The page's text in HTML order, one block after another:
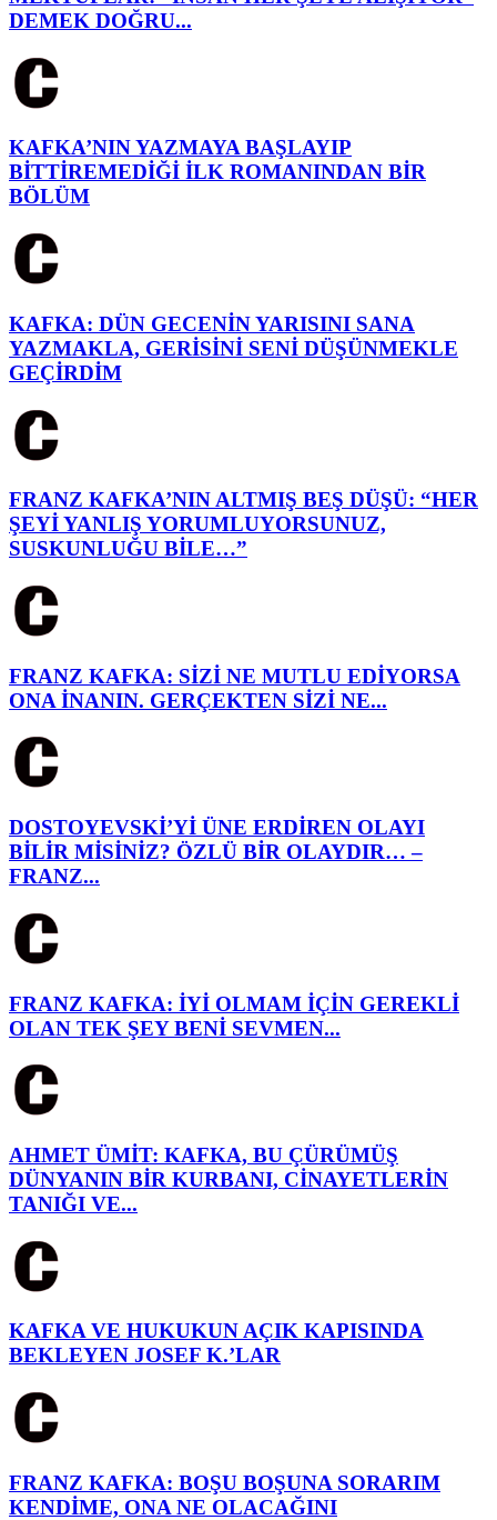
DEMEK DOĞRU...
KAFKA’NIN YAZMAYA BAŞLAYIP
BİTTİREMEDİĞİ İLK ROMANINDAN BİR
BÖLÜM
KAFKA: DÜN GECENİN YARISINI SANA
YAZMAKLA, GERİSİNİ SENİ DÜŞÜNMEKLE
GEÇİRDİM
FRANZ KAFKA’NIN ALTMIŞ BEŞ DÜŞÜ: “HER
ŞEYİ YANLIŞ YORUMLUYORSUNUZ,
SUSKUNLUĞU BİLE…”
FRANZ KAFKA: SİZİ NE MUTLU EDİYORSA
ONA İNANIN. GERÇEKTEN SİZİ NE...
DOSTOYEVSKİ’Yİ ÜNE ERDİREN OLAYI
BİLİR MİSİNİZ? ÖZLÜ BİR OLAYDIR… –
FRANZ...
FRANZ KAFKA: İYİ OLMAM İÇİN GEREKLİ
OLAN TEK ŞEY BENİ SEVMEN...
AHMET ÜMİT: KAFKA, BU ÇÜRÜMÜŞ
DÜNYANIN BİR KURBANI, CİNAYETLERİN
TANIĞI VE...
KAFKA VE HUKUKUN AÇIK KAPISINDA
BEKLEYEN JOSEF K.’LAR
FRANZ KAFKA: BOŞU BOŞUNA SORARIM
KENDİME, ONA NE OLACAĞINI